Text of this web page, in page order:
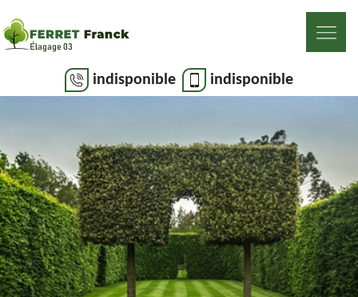
indisponible indisponible